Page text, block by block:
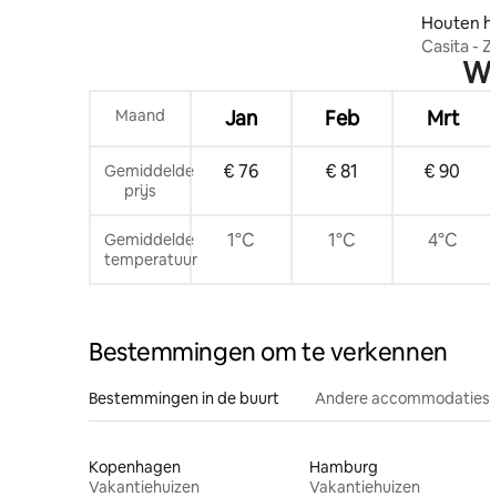
Houten
Casita -
Maand Jan Feb Mrt
Gemiddelde
prijs
€ 76 € 81 € 90
Gemiddelde
temperatuur
1°C 1°C 4°C
Bestemmingen om te verkennen
Bestemmingen in de buurt Andere accommodaties
Kopenhagen
Vakantiehuizen
Hamburg
Vakantiehuizen